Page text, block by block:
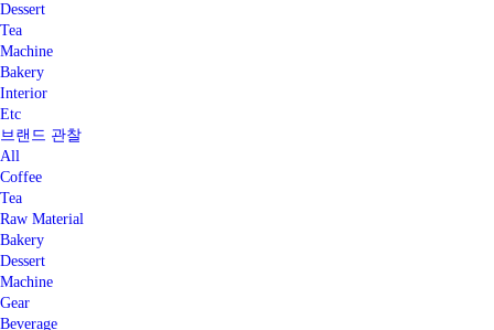
Dessert
Tea
Machine
Bakery
Interior
Etc
브랜드 관찰
All
Coffee
Tea
Raw Material
Bakery
Dessert
Machine
Gear
Beverage